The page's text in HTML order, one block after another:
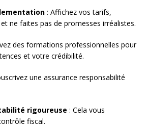
: Affichez vos tarifs,
ne faites pas de promesses irréalistes.
des formations professionnelles pour
et votre crédibilité.
une assurance responsabilité
rigoureuse : Cela vous
fiscal.